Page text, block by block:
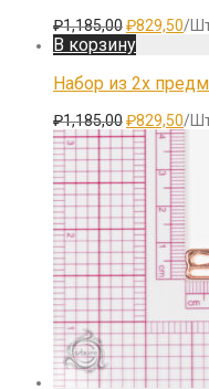
₽1,185,00
цена
составляла
₽1,185,00.
₽829,50/
В корзину
Набор из 2х
₽1,185,00
цена
составляла
₽1,185,00.
₽829,50/